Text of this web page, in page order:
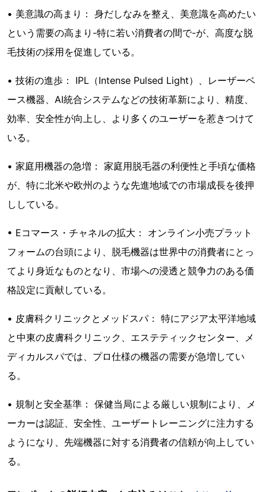
• 美意識の高まり： 身だしなみを整え、美意識を高めたい
という需要の高まり-特に若い消費者の間で-が、高度な脱
毛技術の採用を促進している。
• 技術の進歩： IPL（Intense Pulsed Light）、レーザーベ
ース機器、AI統合システムなどの技術革新により、精度、
効率、安全性が向上し、より多くのユーザーを惹きつけて
いる。
• 家庭用機器の急増： 家庭用脱毛器の利便性と手頃な価格
が、特に北米や欧州のような先進地域での市場成長を後押
ししている。
• Eコマース・チャネルの拡大： オンライン小売プラット
フォームの台頭により、脱毛機器は世界中の消費者にとっ
てより身近なものとなり、市場への浸透と競争力のある価
格設定に貢献している。
• 皮膚科クリニックとメッドスパ： 特にアジア太平洋地域
と中東の皮膚科クリニック、エステティックセンター、メ
ディカルスパでは、プロ仕様の機器の需要が急増してい
る。
• 規制と安全基準： 保健当局による厳しい規制により、メ
ーカーは認証、安全性、ユーザートレーニングに注力する
ようになり、先端機器に対する消費者の信頼が向上してい
る。